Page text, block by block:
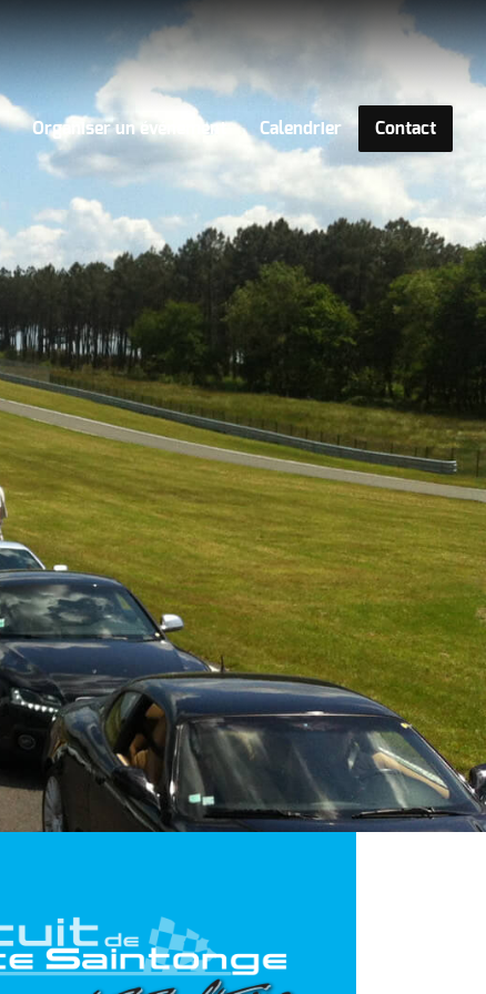
Organiser un événement Calendrier Contact